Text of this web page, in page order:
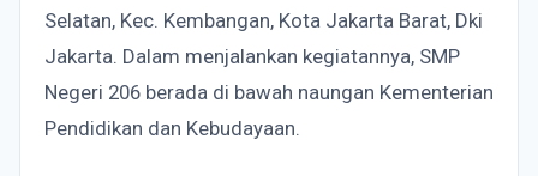
Selatan, Kec. Kembangan, Kota Jakarta Barat, Dki
Jakarta. Dalam menjalankan kegiatannya, SMP
Negeri 206 berada di bawah naungan Kementerian
Pendidikan dan Kebudayaan.